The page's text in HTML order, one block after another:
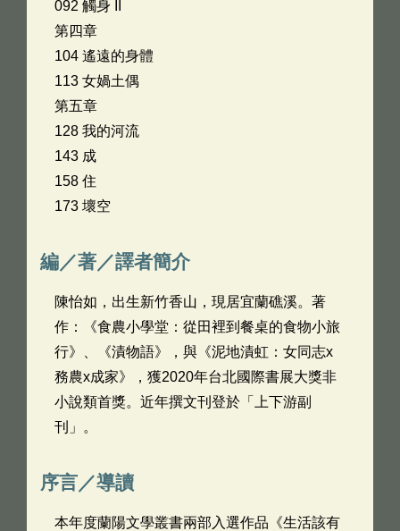
092 觸身 II
第四章
104 遙遠的身體
113 女媧土偶
第五章
128 我的河流
143 成
158 住
173 壞空
編／著／譯者簡介
陳怡如，出生新竹香山，現居宜蘭礁溪。著
作：《食農小學堂：從田裡到餐桌的食物小旅
行》、《漬物語》，與《泥地漬虹：女同志x
務農x成家》，獲2020年台北國際書展大獎非
小說類首獎。近年撰文刊登於「上下游副
刊」。
序言／導讀
本年度蘭陽文學叢書兩部入選作品《生活該有